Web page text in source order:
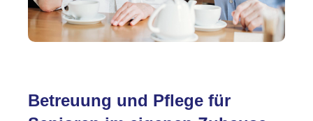
Betreuung und Pflege für